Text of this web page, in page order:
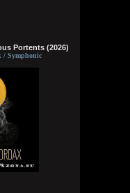
мучили
торчит
сапогах
повар тухлым
Portents (2026)
/ Symphonic